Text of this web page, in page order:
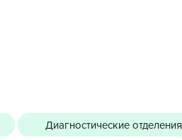
Диагностические отделения